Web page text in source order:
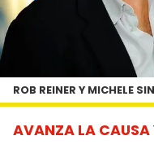
AVANZA LA CAUSA
ROB REINER Y MICHELE